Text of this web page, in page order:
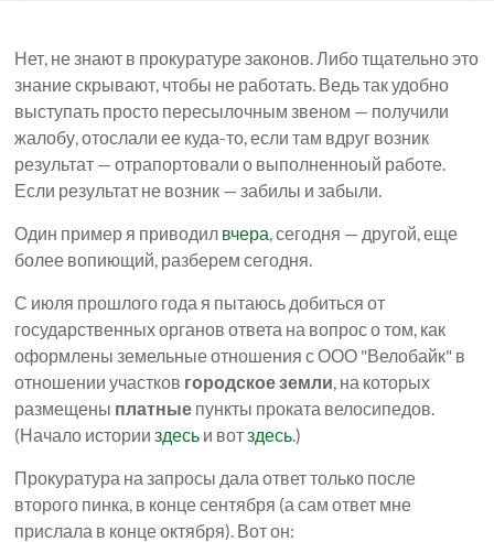
Нет, не знают в прокуратуре законов. Либо тщательно это
знание скрывают, чтобы не работать. Ведь так удобно
выступать просто пересылочным звеном — получили
жалобу, отослали ее куда-то, если там вдруг возник
результат — отрапортовали о выполненноый работе.
Если результат не возник — забилы и забыли.
Один пример я приводил вчера, сегодня — другой, еще
более вопиющий, разберем сегодня.
С июля прошлого года я пытаюсь добиться от
государственных органов ответа на вопрос о том, как
оформлены земельные отношения с ООО "Велобайк" в
отношении участков городское земли, на которых
размещены платные пункты проката велосипедов.
(Начало историиздесь и вотздесь.)
Прокуратура на запросы дала ответ только после
второго пинка, в конце сентября (а сам ответ мне
прислала в конце октября). Вот он: